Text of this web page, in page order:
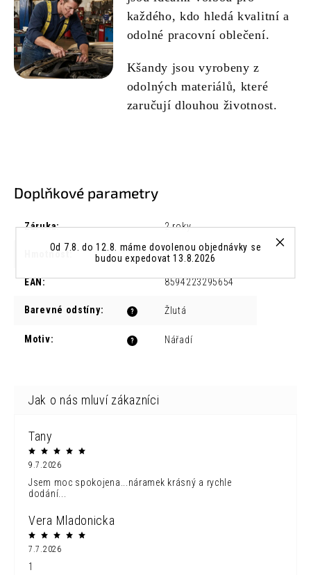
Od 7.8. do 12.8. máme dovolenou objednávky se
budou expedovat 13.8.2026
každého, kdo hledá kvalitní a
odolné pracovní oblečení.
Kšandy jsou vyrobeny z
odolných materiálů, které
zaručují dlouhou životnost.
Doplňkové parametry
Záruka: 2 roky
Hmotnost : 0.2 kg
EAN: 8594223295654
?
Barevné odstíny: Žlutá
?
Motiv: Nářadí
Tany
9.7.2026
Jsem moc spokojena...náramek krásný a rychle
dodání...
Vera Mladonicka
7.7.2026
1